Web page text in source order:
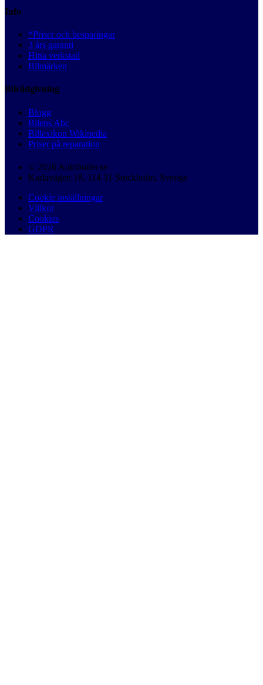
Info
*Priser och besparingar
3 års garanti
Hitta verkstad
Bilmärken
Bilrådgivning
Blogg
Bilens Abc
Billexikon Wikipedia
Priser på reparation
© 2026 Autobutler.se
Karlavägen 18, 114 31 Stockholm, Sverige
Cookie inställningar
Villkor
Cookies
GDPR